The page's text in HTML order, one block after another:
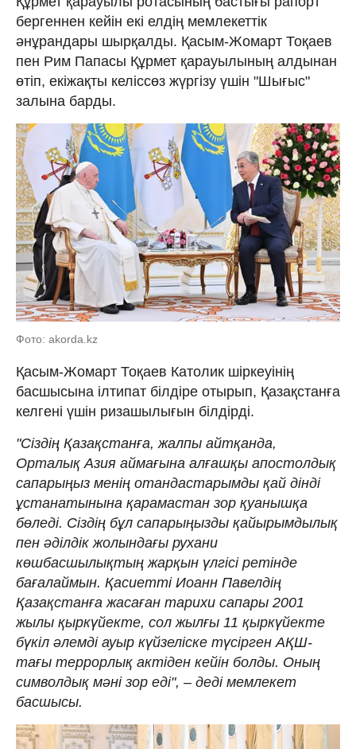
бергеннен кейін екі елдің мемлекеттік
әнұрандары шырқалды. Қасым-Жомарт Тоқаев
пен Рим Папасы Құрмет қарауылының алдынан
өтіп, екіжақты келіссөз жүргізу үшін "Шығыс"
залына барды.
Фото: akorda.kz
Қасым-Жомарт Тоқаев Католик шіркеуінің
басшысына ілтипат білдіре отырып, Қазақстанға
келгені үшін ризашылығын білдірді.
"Сіздің Қазақстанға, жалпы айтқанда,
Орталық Азия аймағына алғашқы апостолдық
сапарыңыз менің отандастарымды қай дінді
ұстанатынына қарамастан зор қуанышқа
бөледі. Сіздің бұл сапарыңызды қайырымдылық
пен әділдік жолындағы рухани
көшбасшылықтың жарқын үлгісі ретінде
бағалаймын. Қасиетті Иоанн Павелдің
Қазақстанға жасаған тарихи сапары 2001
жылы қыркүйекте, сол жылғы 11 қыркүйекте
бүкіл әлемді ауыр күйзеліске түсірген АҚШ-
тағы террорлық актіден кейін болды. Оның
символдық мәні зор еді", – деді мемлекет
басшысы.